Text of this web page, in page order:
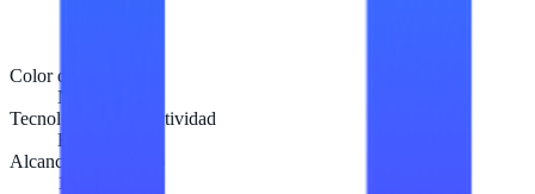
Color del producto
Negro
Tecnología de conectividad
Bluetooth
Alcance inalámbrico
10 m